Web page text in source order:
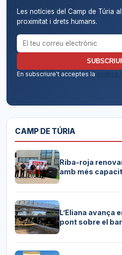
Les notícies del Camp de Túria
proximitat i drets humans.
Correu electrònic per al butlletí
En subscriure't acceptes la
política
CAMP DE TÚRIA
Riba-roja
amb més
L’Eliana avança
pont sobre el